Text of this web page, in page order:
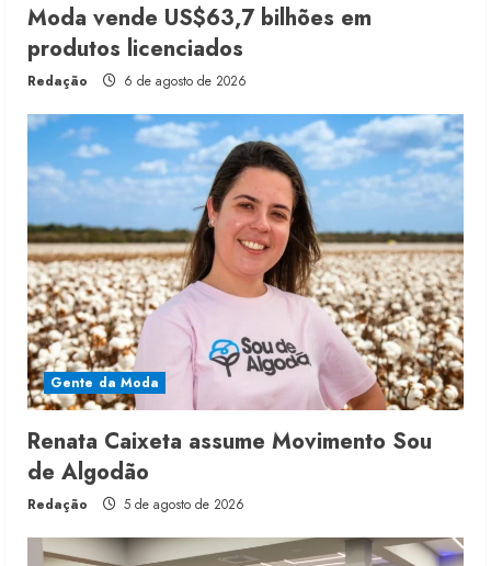
Moda vende US$63,7 bilhões em
produtos licenciados
Redação 6 de agosto de 2026
Gente da Moda
Renata Caixeta assume Movimento Sou
de Algodão
Redação 5 de agosto de 2026